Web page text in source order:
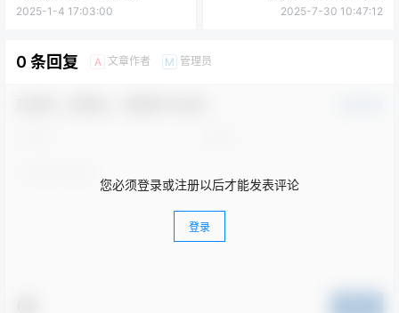
2025-1-4 17:03:00 2025-7-30 10:47:12
0 条回复 A 文章作者 M 管理员
您必须登录或注册以后才能发表评论
登录